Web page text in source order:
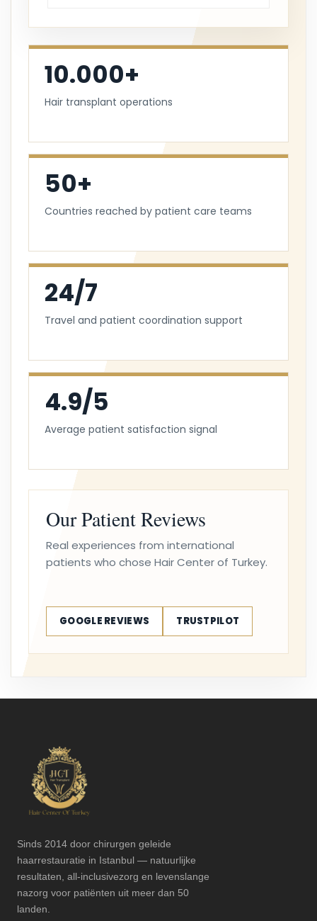
10.000+
Hair transplant operations
50+
Countries reached by patient care teams
24/7
Travel and patient coordination support
4.9/5
Average patient satisfaction signal
Our Patient Reviews
Real experiences from international
patients who chose Hair Center of Turkey.
GOOGLE REVIEWS TRUSTPILOT
Sinds 2014 door chirurgen geleide
haarrestauratie in Istanbul — natuurlijke
resultaten, all-inclusivezorg en levenslange
nazorg voor patiënten uit meer dan 50
landen.